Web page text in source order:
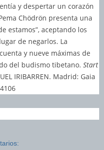
y despertar un corazón
Chödrön presenta una
estamos”, aceptando los
de negarlos. La
y nueve máximas de
del budismo tibetano. Start
IRIBARREN. Madrid: Gaia